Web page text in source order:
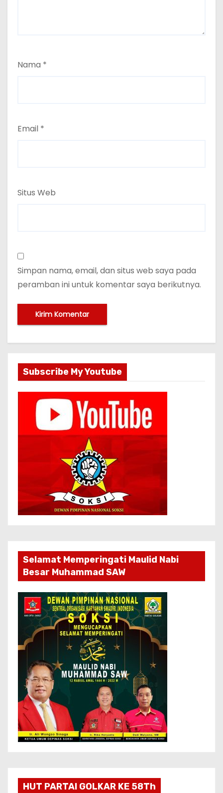
Nama *
Email *
Situs Web
Simpan nama, email, dan situs web saya pada
peramban ini untuk komentar saya berikutnya.
Subscribe My Youtube
Selamat Memperingati Maulid Nabi
Besar Muhammad SAW
HUT PARTAI GOLKAR KE 58Th